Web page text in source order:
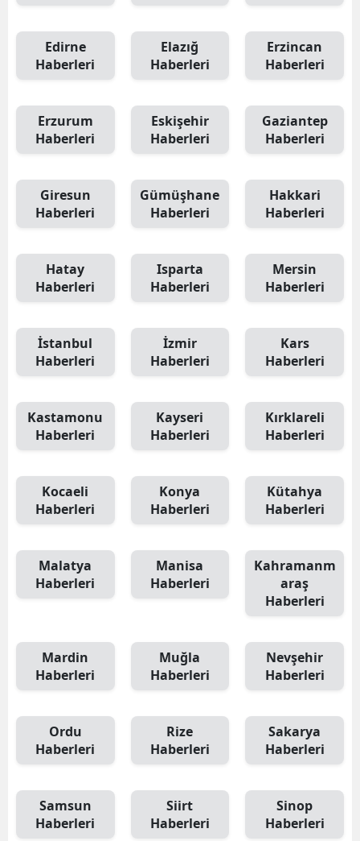
Edirne
Haberleri
Elazığ
Haberleri
Erzincan
Haberleri
Erzurum
Haberleri
Eskişehir
Haberleri
Gaziantep
Haberleri
Giresun
Haberleri
Gümüşhane
Haberleri
Hakkari
Haberleri
Hatay
Haberleri
Isparta
Haberleri
Mersin
Haberleri
İstanbul
Haberleri
İzmir
Haberleri
Kars
Haberleri
Kastamonu
Haberleri
Kayseri
Haberleri
Kırklareli
Haberleri
Kocaeli
Haberleri
Konya
Haberleri
Kütahya
Haberleri
Malatya
Haberleri
Manisa
Haberleri
Kahramanm
araş
Haberleri
Mardin
Haberleri
Muğla
Haberleri
Nevşehir
Haberleri
Ordu
Haberleri
Rize
Haberleri
Sakarya
Haberleri
Samsun
Haberleri
Siirt
Haberleri
Sinop
Haberleri